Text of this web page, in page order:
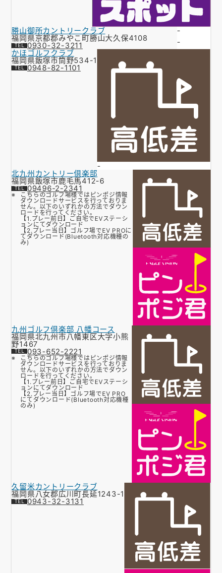
勝山御所カントリークラブ
福岡県京都郡みやこ町勝山大久保4108
0930-32-3211
-
-
かほゴルフクラブ
福岡県飯塚市筒野534-1
0948-82-1101
-
北九州カントリー倶楽部
福岡県飯塚市鹿毛馬412-6
09496-2-2341
こちらのゴルフ場様ではピンポジ情報
ダウンロードサービスを行っておりま
せん。以下のいずれかの方法でダウン
ロードを行ってください。
【1.プレー前日】ご自宅でEVステーシ
ョンにてダウンロード
【2.プレー当日】ゴルフ場でEV PROに
てダウンロード(Bluetooth対応機種の
み)
九州ゴルフ倶楽部 八幡コース
福岡県北九州市八幡東区大字小熊
野1467
093-652-2221
こちらのゴルフ場様ではピンポジ情報
ダウンロードサービスを行っておりま
せん。以下のいずれかの方法でダウン
ロードを行ってください。
【1.プレー前日】ご自宅でEVステーシ
ョンにてダウンロード
【2.プレー当日】ゴルフ場でEV PRO
にてダウンロード(Bluetooth対応機種
のみ)
久留米カントリークラブ
福岡県八女郡広川町長延1243-1
0943-32-3131